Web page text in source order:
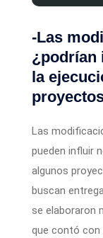
-Las
¿podrían
la
Las
pueden influir
algunos
buscan
se elaboraron
que contó con